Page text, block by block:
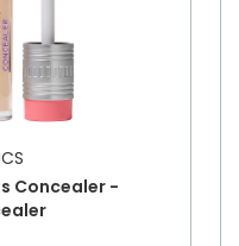
Concealer -